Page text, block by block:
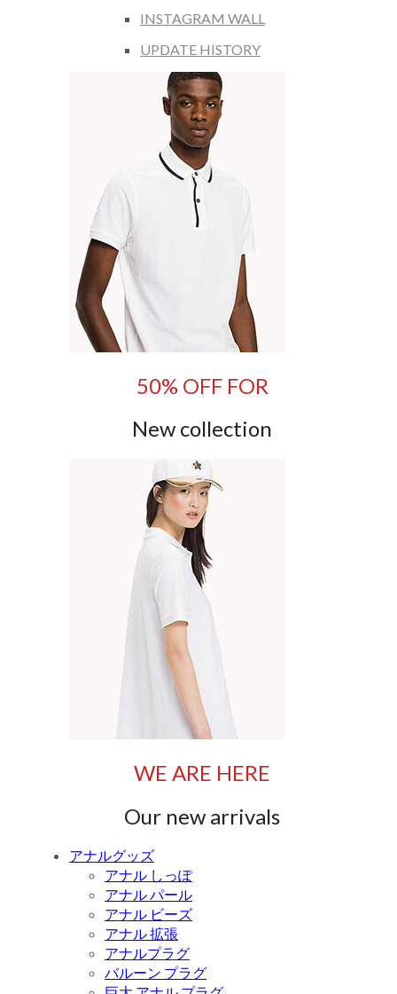
INSTAGRAM WALL
UPDATE HISTORY
50% OFF FOR
New collection
WE ARE HERE
Our new arrivals
アナルグッズ
アナル しっぽ
アナル パール
アナル ビーズ
アナル 拡張
アナルプラグ
バルーン プラグ